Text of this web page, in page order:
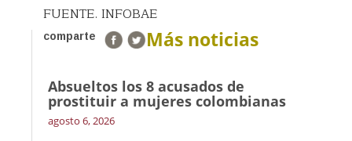
FUENTE. INFOBAE
comparte Más noticias
Absueltos los 8 acusados de
prostituir a mujeres colombianas
agosto 6, 2026